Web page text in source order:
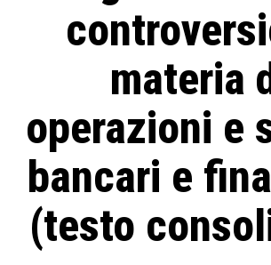
materia
operazioni e
bancari e
(testo